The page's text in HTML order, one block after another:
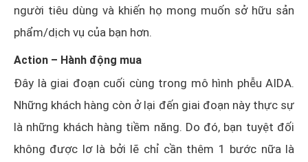
người tiêu dùng và khiến họ mong muốn sở hữu sản
phẩm/dịch vụ của bạn hơn.
Action – Hành động mua
Đây là giai đoạn cuối cùng trong mô hình phễu AIDA.
Những khách hàng còn ở lại đến giai đoạn này thực sự
là những khách hàng tiềm năng. Do đó, bạn tuyệt đối
không được lơ là bởi lẽ chỉ cần thêm 1 bước nữa là